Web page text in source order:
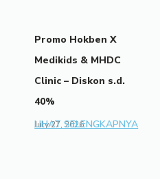
Promo Hokben X
Medikids & MHDC
Clinic – Diskon s.d.
40%
July 27, 2026
LIHAT SELENGKAPNYA